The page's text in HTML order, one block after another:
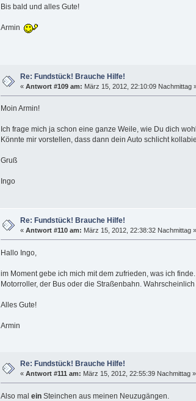
Bis bald und alles Gute!
Armin
Re: Fundstück! Brauche Hilfe!
« Antwort #109 am: März 15, 2012, 22:10:09 Nachmittag
Moin Armin!
Ich frage mich ja schon eine ganze Weile, wie Du dich
Könnte mir vorstellen, dass dann dein Auto schlicht
Gruß
Ingo
Re: Fundstück! Brauche Hilfe!
« Antwort #110 am: März 15, 2012, 22:38:32 Nachmittag »
Hallo Ingo,
im Moment gebe ich mich mit dem zufrieden, was ich
Motorroller, der Bus oder die Straßenbahn.
Alles Gute!
Armin
Re: Fundstück! Brauche Hilfe!
« Antwort #111 am: März 15, 2012, 22:55:39 Nachmittag »
Also mal ein Steinchen aus meinen Neuzugängen.